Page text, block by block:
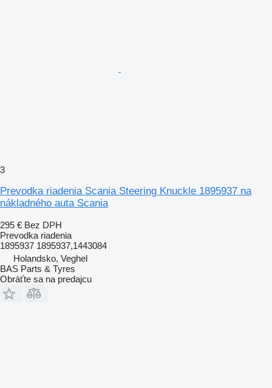
3
Prevodka riadenia Scania Steering Knuckle 1895937 na
nákladného auta Scania
295 € Bez DPH
Prevodka riadenia
1895937 1895937,1443084
Holandsko, Veghel
BAS Parts & Tyres
Obráťte sa na predajcu